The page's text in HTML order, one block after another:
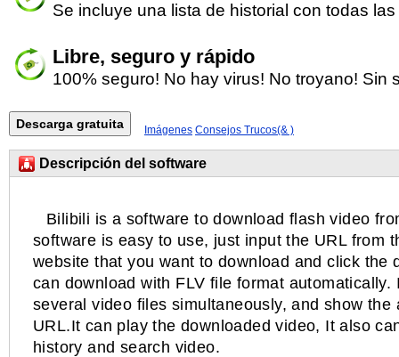
Se incluye una lista de historial con todas
Libre, seguro y rápido
100% seguro! No hay virus! No troyano! Sin
Imágenes Consejos Trucos(& )
Descripción del software
Bilibili is a software to download flash video
software is easy to use, just input the URL from
website that you want to download and click the
can download with FLV file format automatically.
several video files simultaneously, and show the
URL.It can play the downloaded video, It also
history and search video.